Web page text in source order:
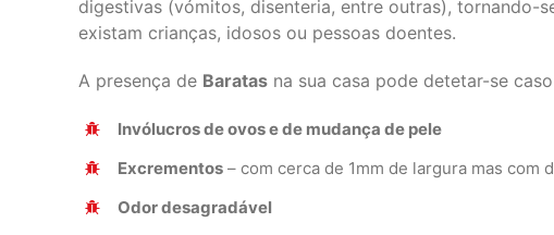
digestivas (vómitos, disenteria, entre outras), tornando-
existam crianças, idosos ou pessoas doentes.
A presença de Baratas na sua casa pode detetar-se
Invólucros de ovos e de mudança de pele
Excrementos – com cerca de 1mm de largura mas com
Odor desagradável